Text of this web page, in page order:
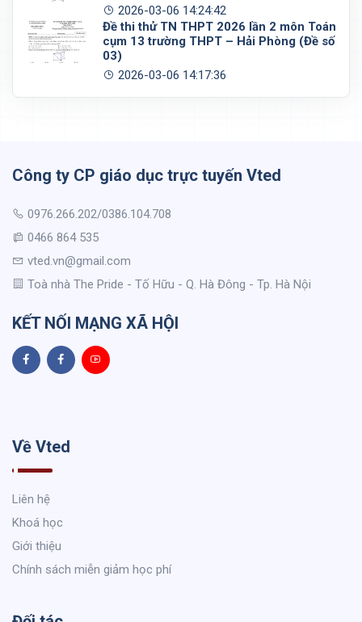
2026-03-06 14:24:42
Đề thi thử TN THPT 2026 lần 2 môn Toán
cụm 13 trường THPT – Hải Phòng (Đề số
03)
2026-03-06 14:17:36
Công ty CP giáo dục trực tuyến Vted
0976.266.202/0386.104.708
0466 864 535
vted.vn@gmail.com
Toà nhà The Pride - Tố Hữu - Q. Hà Đông - Tp. Hà Nội
KẾT NỐI MẠNG XÃ HỘI
Về Vted
Liên hệ
Khoá học
Giới thiệu
Chính sách miễn giảm học phí